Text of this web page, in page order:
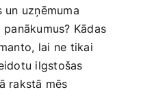
uzņēmuma
Kādas
lai ⁤ne tikai
ilgstošas
rakstā mēs